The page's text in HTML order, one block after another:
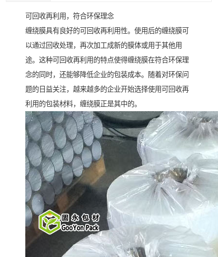
可回收再利用，符合环保理念
缠绕膜具有良好的可回收再利用性。使用后的缠绕膜可
以通过回收处理，再次加工成新的膜体或用于其他用
途。这种可回收再利用的特点使得缠绕膜在符合环保理
念的同时，还能够降低企业的包装成本。随着对环保问
题的日益关注，越来越多的企业开始选择使用可回收再
利用的包装材料，缠绕膜正是其中的。